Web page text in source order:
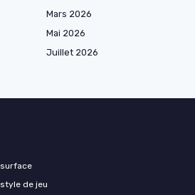
Mars 2026
Mai 2026
Juillet 2026
de jeu